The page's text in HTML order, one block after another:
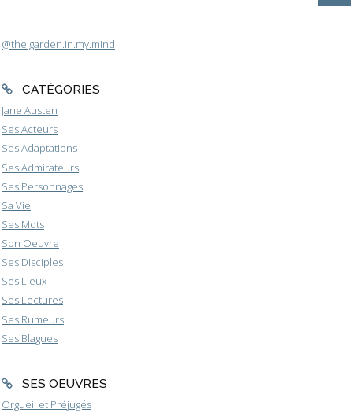
@the.garden.in.my.mind
CATÉGORIES
Jane Austen
Ses Acteurs
Ses Adaptations
Ses Admirateurs
Ses Personnages
Sa Vie
Ses Mots
Son Oeuvre
Ses Disciples
Ses Lieux
Ses Lectures
Ses Rumeurs
Ses Blagues
SES OEUVRES
Orgueil et Préjugés